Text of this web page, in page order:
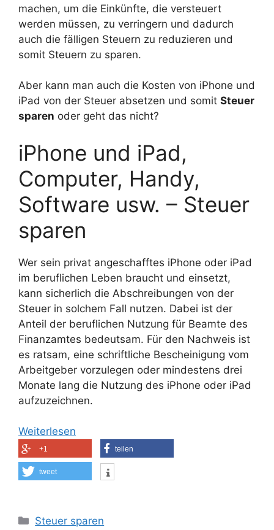
machen, um die Einkünfte, die versteuert
werden müssen, zu verringern und dadurch
auch die fälligen Steuern zu reduzieren und
somit Steuern zu sparen.
Aber kann man auch die Kosten von iPhone und
iPad von der Steuer absetzen und somit Steuer
sparen oder geht das nicht?
iPhone und iPad,
Computer, Handy,
Software usw. – Steuer
sparen
Wer sein privat angeschafftes iPhone oder iPad
im beruflichen Leben braucht und einsetzt,
kann sicherlich die Abschreibungen von der
Steuer in solchem Fall nutzen. Dabei ist der
Anteil der beruflichen Nutzung für Beamte des
Finanzamtes bedeutsam. Für den Nachweis ist
es ratsam, eine schriftliche Bescheinigung vom
Arbeitgeber vorzulegen oder mindestens drei
Monate lang die Nutzung des iPhone oder iPad
aufzuzeichnen.
Weiterlesen
+1 teilen
tweet
Kategorien
Steuer sparen